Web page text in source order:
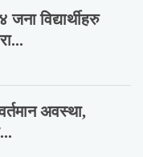
विद्यार्थीहरु
अवस्था,